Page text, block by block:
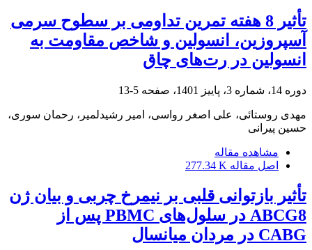
تأثیر 8 هفته تمرین تداومی بر سطوح سرمی
آسپروزین، انسولین و شاخص مقاومت به
انسولین در رت‌های چاق
دوره 14، شماره 3، پاییز 1401، صفحه 5-13
مهدی روستائی، علی اصغر رواسی، امیر رشیدلمیر، رحمان سوری،
حسین پیرانی
مشاهده مقاله
اصل مقاله 277.34 K
تأثیر بازتوانی قلبی بر نیمرخ چربی و بیان ژن
ABCG8 در سلول‌های PBMC پس از
CABG در مردان میانسال